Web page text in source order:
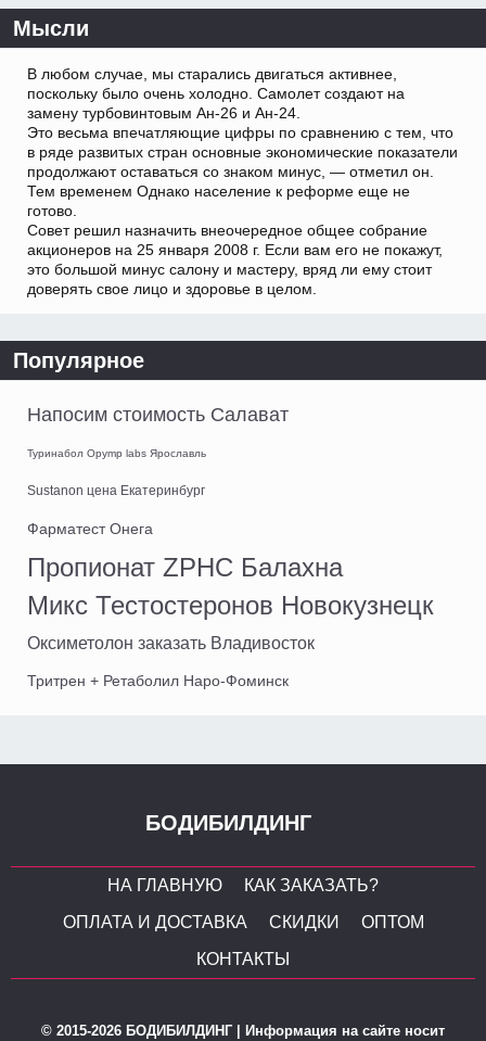
Мысли
В любом случае, мы старались двигаться активнее,
поскольку было очень холодно. Самолет создают на
замену турбовинтовым Ан-26 и Ан-24.
Это весьма впечатляющие цифры по сравнению с тем, что
в ряде развитых стран основные экономические показатели
продолжают оставаться со знаком минус, — отметил он.
Тем временем Однако население к реформе еще не
готово.
Совет решил назначить внеочередное общее собрание
акционеров на 25 января 2008 г. Если вам его не покажут,
это большой минус салону и мастеру, вряд ли ему стоит
доверять свое лицо и здоровье в целом.
Популярное
Напосим стоимость Салават
Туринабол Opymp labs Ярославль
Sustanon цена Екатеринбург
Фарматест Онега
Пропионат ZPHC Балахна
Микс Тестостеронов Новокузнецк
Оксиметолон заказать Владивосток
Тритрен + Ретаболил Наро-Фоминск
БОДИБИЛДИНГ
НА ГЛАВНУЮ
КАК ЗАКАЗАТЬ?
ОПЛАТА И ДОСТАВКА
СКИДКИ
ОПТОМ
КОНТАКТЫ
© 2015-2026 БОДИБИЛДИНГ | Информация на сайте носит